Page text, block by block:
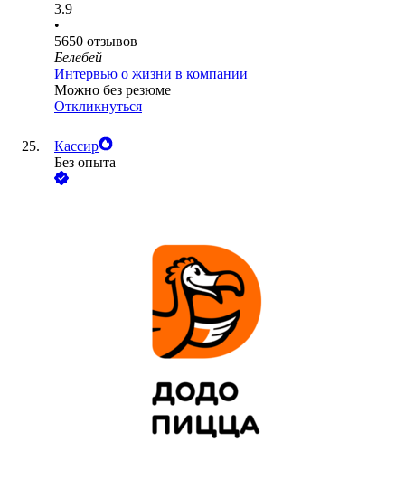
3.9
•
5650 отзывов
Белебей
Интервью о жизни в компании
Можно без резюме
Откликнуться
Кассир
Без опыта